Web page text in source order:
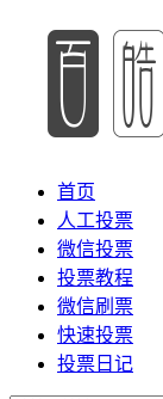
首页
人工投票
微信投票
投票教程
微信刷票
快速投票
投票日记